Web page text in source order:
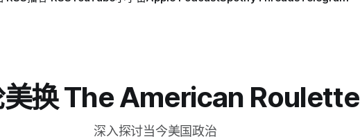
换 The American Roulette
深入探讨当今美国政治